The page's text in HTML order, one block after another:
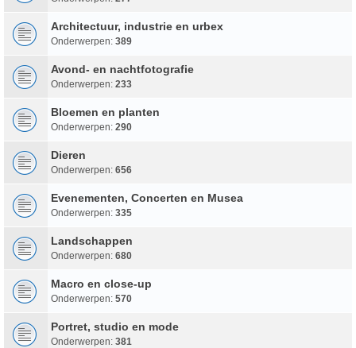
Architectuur, industrie en urbex
Onderwerpen: 389
Avond- en nachtfotografie
Onderwerpen: 233
Bloemen en planten
Onderwerpen: 290
Dieren
Onderwerpen: 656
Evenementen, Concerten en Musea
Onderwerpen: 335
Landschappen
Onderwerpen: 680
Macro en close-up
Onderwerpen: 570
Portret, studio en mode
Onderwerpen: 381